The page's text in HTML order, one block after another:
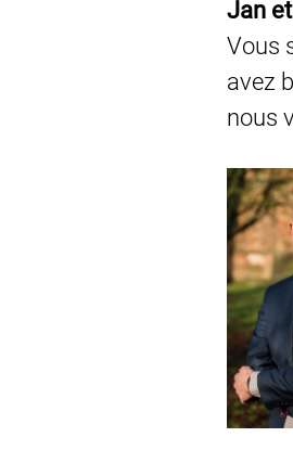
Jan
Vous
avez
nous